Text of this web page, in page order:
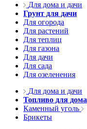
Для дома и дачи
Грунт для дачи
Для огорода
Для растений
Для теплиц
Для газона
Для дачи
Для сада
Для озеленения
Для дома и дачи
Топливо для дома
Каменный уголь
Брикеты